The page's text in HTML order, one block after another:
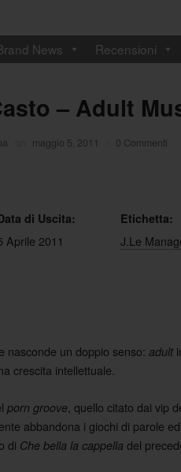
News Recensioni
– Adult
maggio 5, 2011 0 Commenti
di Uscita: Etichetta:
Aprile 2011 J.Le
nasconde un doppio senso: adult
crescita intellettuale.
porn groove , quello citato dai vip
abbandona i giochi di parole
di Che bella la cappella del